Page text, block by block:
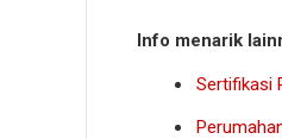
Info menarik
Sertifikasi